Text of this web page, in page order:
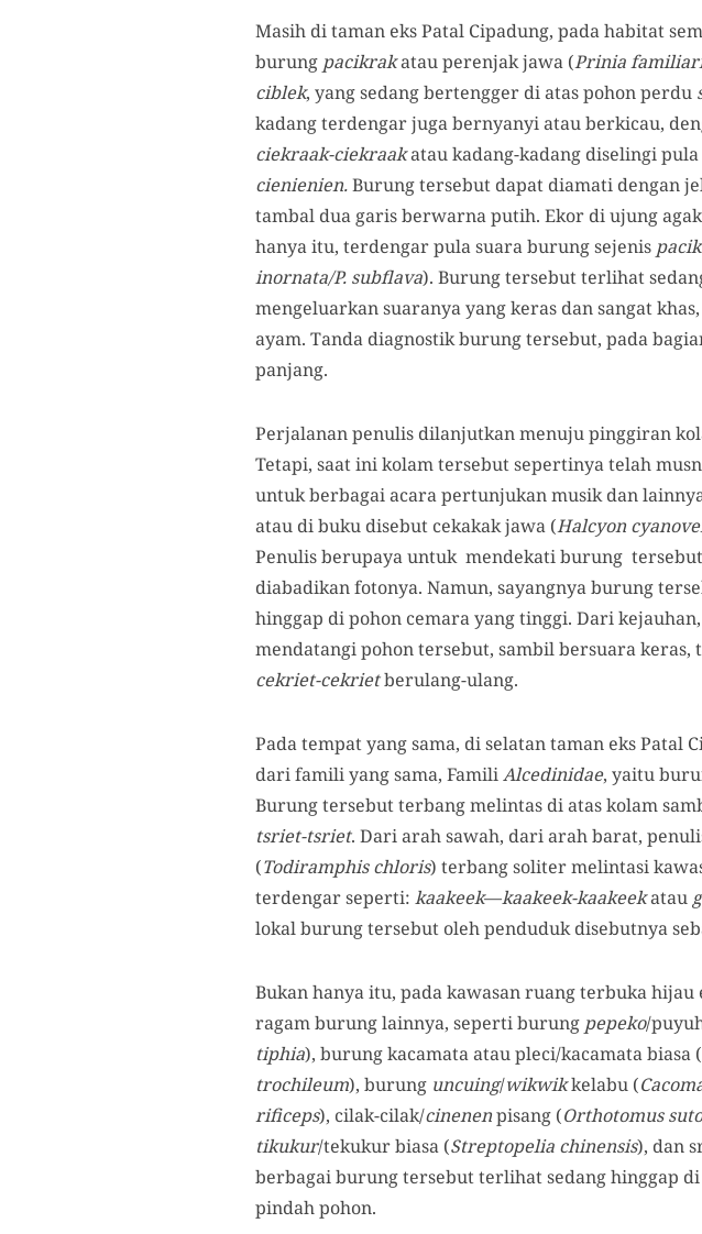
Masih di taman eks Patal Cipadung, pada habitat
burung pacikrakatau perenjak jawa (Prinia
ciblek, yang sedang bertengger di atas pohon perdu
kadang terdengar juga bernyanyi atau berkicau,
ciekraak-ciekraakatau kadang-kadang diselingi
cienienien.Burung tersebut dapat diamati dengan
tambal dua garis berwarna putih. Ekor di ujung
hanya itu, terdengar pula suara burung sejenis
inornata/P. subflava). Burung tersebut terlihat
mengeluarkan suaranya yang keras dan sangat
ayam. Tanda diagnostik burung tersebut, pada
panjang.
Perjalanan penulis dilanjutkan menuju pinggiran
Tetapi, saat ini kolam tersebut sepertinya telah
untuk berbagai acara pertunjukan musik dan
atau di buku disebut cekakak jawa (Halcyon
Penulis berupaya untuk mendekati burung
diabadikan fotonya. Namun, sayangnya burung
hinggap di pohon cemara yang tinggi. Dari
mendatangi pohon tersebut, sambil bersuara keras,
cekriet-cekrietberulang-ulang.
Pada tempat yang sama, di selatan taman eks
dari famili yang sama, FamiliAlcedinidae, yaitu
Burung tersebut terbang melintas di atas kolam
tsriet-tsriet. Dari arah sawah, dari arah barat,
(Todiramphis chloris) terbang soliter melintasi
terdengar seperti: kaakeek—kaakeek-kaakeekatau
lokal burung tersebut oleh penduduk disebutnya
Bukan hanya itu, pada kawasan ruang terbuka
ragam burung lainnya, seperti burung pepeko/
tiphia), burung kacamata atau pleci/kacamata biasa (
trochileum), burung uncuing/wikwikkelabu (
rificeps), cilak-cilak/cinenenpisang (Orthotomus
tikukur/tekukur biasa (Streptopelia chinensis), dan
berbagai burung tersebut terlihat sedang hinggap
pindah pohon.